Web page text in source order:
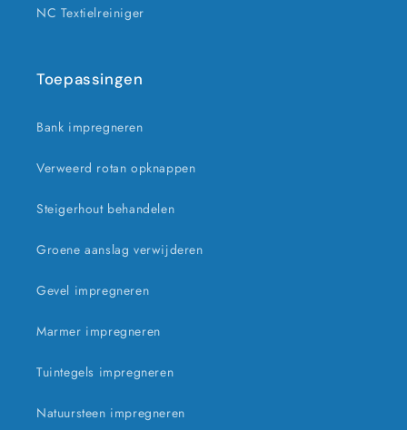
NC Textielreiniger
Toepassingen
Bank impregneren
Verweerd rotan opknappen
Steigerhout behandelen
Groene aanslag verwijderen
Gevel impregneren
Marmer impregneren
Tuintegels impregneren
Natuursteen impregneren